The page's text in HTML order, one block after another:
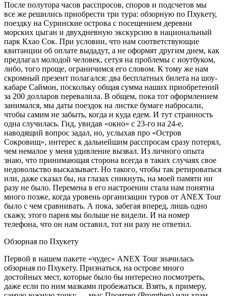
После полутора часов расспросов, споров и подсчетов мы
все же решились приобрести три тура: обзорную по Пхукету,
поездку на Суринские острова с посещением деревни
морских цыган и двухдневную экскурсию в национальный
парк Кхао Сок. При условии, что нам соответствующие
квитанции об оплате выдадут, а не оформят другим днем, как
предлагал молодой человек, сетуя на проблемы с ноутбуком,
либо, того проще, ограничимся его словом. К тому же нам
скромный презент полагался: два бесплатных билета на шоу-
кабаре Саймон, поскольку общая сумма наших приобретений
за 200 долларов перевалила. В общем, пока тот оформлением
занимался, мы даты поездок на листке бумаге набросали,
чтобы самим не забыть, когда и куда едем. И тут странность
одна случилась. Гид, увидав «окно» с 23-го на 24-е,
наводящий вопрос задал, но, услыхав про «Остров
Сокровищ», интерес к дальнейшим расспросам сразу потерял,
чем немалое у меня удивление вызвал. Из личного опыта
знаю, что принимающая сторона всегда в таких случаях свое
недовольство высказывает. Но такого, чтобы так ретироваться
или, даже сказал бы, на глазах сникнуть, на моей памяти ни
разу не было. Перемена в его настроении стала нам понятна
много позже, когда уровень организации туров от ANEX Tour
было с чем сравнивать. А пока, забегая вперед, лишь одно
скажу, этого парня мы больше не видели. И на номер
телефона, что он нам оставил, тот ни разу не ответил.
Обзорная по Пхукету
Первой в нашем пакете «чудес» ANEX Tour значилась
обзорная по Пхукету. Признаться, на острове много
достойных мест, которые было бы интересно посмотреть,
даже если по ним мазками пробежаться. Взять, к примеру,